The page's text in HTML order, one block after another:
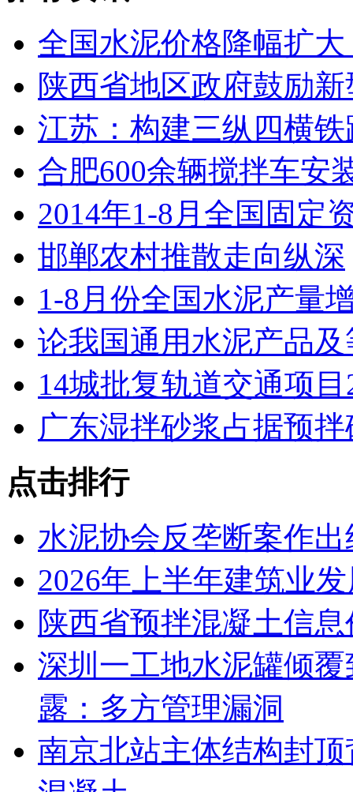
全国水泥价格降幅扩
陕西省地区政府鼓励
江苏：构建三纵四横
合肥600余辆搅拌车安
​2014年1-8月全国固定
邯郸农村推散走向纵深
1-8月份全国水泥产量
论我国通用水泥产品
14城批复轨道交通项
广东湿拌砂浆占据预
点击排行
水泥协会反垄断案作
2026年上半年建筑业
陕西省预拌混凝土信
深圳一工地水泥罐倾
露：多方管理漏洞
南京北站主体结构封